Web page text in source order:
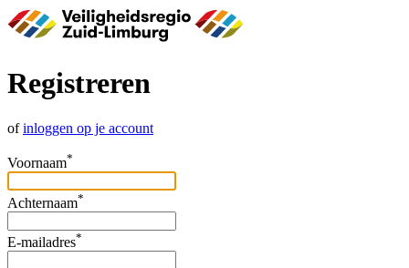
Registreren
ofinloggen op je account
Voornaam*
Achternaam*
E-mailadres*